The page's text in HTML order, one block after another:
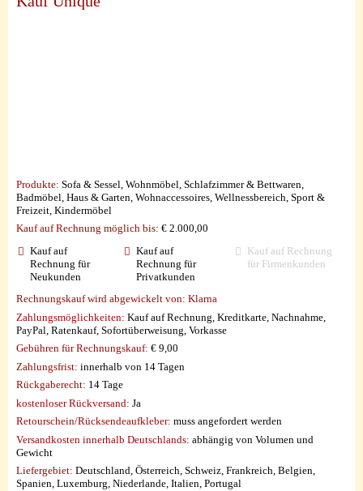
Produkte: Sofa & Sessel, Wohnmöbel, Schlafzimmer & Bettwaren,
Badmöbel, Haus & Garten, Wohnaccessoires, Wellnessbereich, Sport &
Freizeit, Kindermöbel
Kauf auf Rechnung möglich bis: € 2.000,00
Kauf auf
Rechnung für
Neukunden
Kauf auf
Rechnung für
Privatkunden
Kauf auf Rechnung
für Firmenkunden
Rechnungskauf wird abgewickelt von: Klarna
Zahlungsmöglichkeiten: Kauf auf Rechnung, Kreditkarte, Nachnahme,
PayPal, Ratenkauf, Sofortüberweisung, Vorkasse
Gebühren für Rechnungskauf: € 9,00
Zahlungsfrist: innerhalb von 14 Tagen
Rückgaberecht: 14 Tage
kostenloser Rückversand: Ja
Retourschein/Rücksendeaufkleber: muss angefordert werden
Versandkosten innerhalb Deutschlands: abhängig von Volumen und
Gewicht
Liefergebiet: Deutschland, Österreich, Schweiz, Frankreich, Belgien,
Spanien, Luxemburg, Niederlande, Italien, Portugal